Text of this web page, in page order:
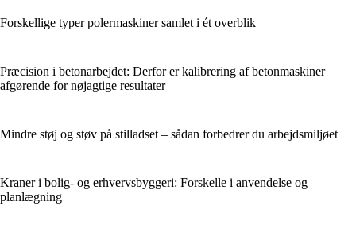
Forskellige typer polermaskiner samlet i ét overblik
Præcision i betonarbejdet: Derfor er kalibrering af betonmaskiner
afgørende for nøjagtige resultater
Mindre støj og støv på stilladset – sådan forbedrer du arbejdsmiljøet
Kraner i bolig- og erhvervsbyggeri: Forskelle i anvendelse og
planlægning